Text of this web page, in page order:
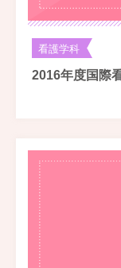
看護学科
2016年度国際